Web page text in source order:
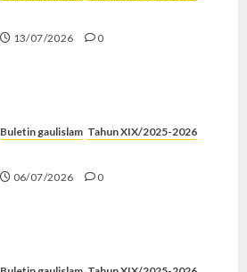
13/07/2026 0
Buletin gaulislam Tahun XIX/2025-2026
06/07/2026 0